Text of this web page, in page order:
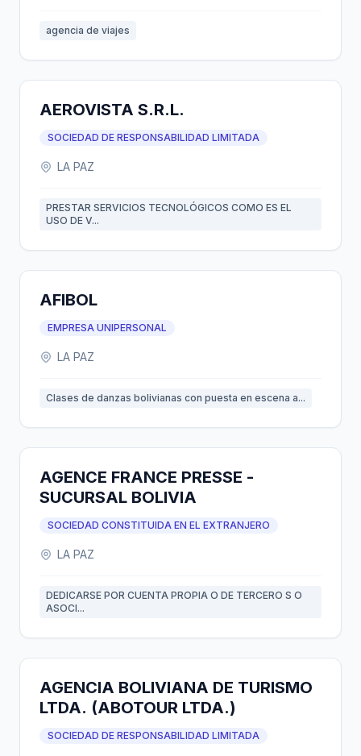
agencia de viajes
AEROVISTA S.R.L.
SOCIEDAD DE RESPONSABILIDAD LIMITADA
LA PAZ
PRESTAR SERVICIOS TECNOLÓGICOS COMO ES EL
USO DE V...
AFIBOL
EMPRESA UNIPERSONAL
LA PAZ
Clases de danzas bolivianas con puesta en escena a...
AGENCE FRANCE PRESSE -
SUCURSAL BOLIVIA
SOCIEDAD CONSTITUIDA EN EL EXTRANJERO
LA PAZ
DEDICARSE POR CUENTA PROPIA O DE TERCERO S O
ASOCI...
AGENCIA BOLIVIANA DE TURISMO
LTDA. (ABOTOUR LTDA.)
SOCIEDAD DE RESPONSABILIDAD LIMITADA